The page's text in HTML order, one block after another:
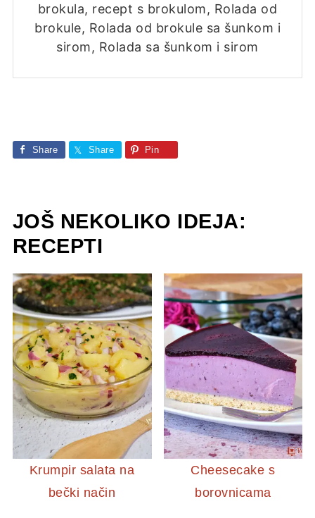
brokula, recept s brokulom, Rolada od
brokule, Rolada od brokule sa šunkom i
sirom, Rolada sa šunkom i sirom
Share Share Pin
JOŠ NEKOLIKO IDEJA:
RECEPTI
Krumpir salata na
bečki način
Cheesecake s
borovnicama